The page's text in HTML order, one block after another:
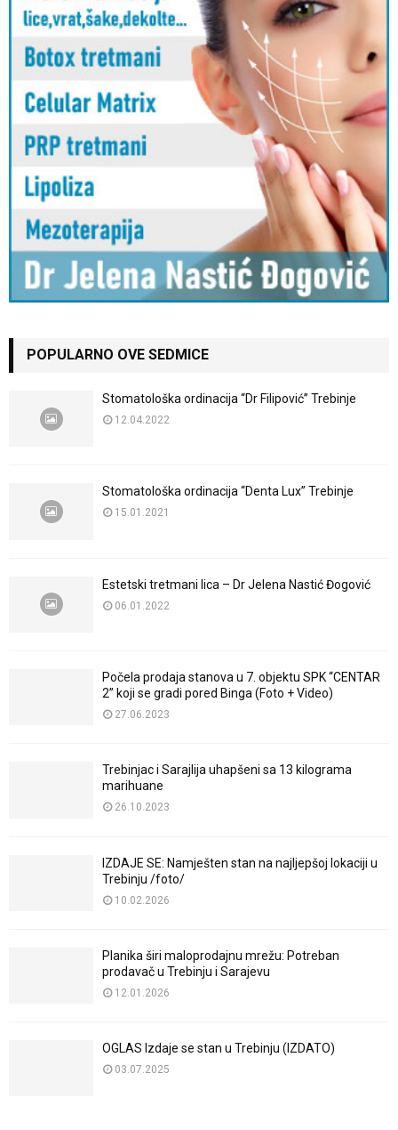
POPULARNO OVE SEDMICE
Stomatološka ordinacija “Dr Filipović” Trebinje
12.04.2022
Stomatološka ordinacija “Denta Lux” Trebinje
15.01.2021
Estetski tretmani lica – Dr Jelena Nastić Đogović
06.01.2022
Počela prodaja stanova u 7. objektu SPK “CENTAR
2” koji se gradi pored Binga (Foto + Video)
27.06.2023
Trebinjac i Sarajlija uhapšeni sa 13 kilograma
marihuane
26.10.2023
IZDAJE SE: Namješten stan na najljepšoj lokaciji u
Trebinju /foto/
10.02.2026
Planika širi maloprodajnu mrežu: Potreban
prodavač u Trebinju i Sarajevu
12.01.2026
OGLAS Izdaje se stan u Trebinju (IZDATO)
03.07.2025